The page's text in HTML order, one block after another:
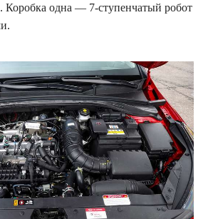
Коробка одна — 7-ступенчатый робот